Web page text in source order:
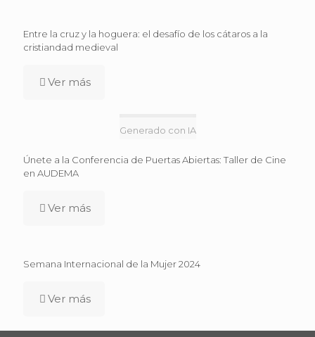
Entre la cruz y la hoguera: el desafío de los cátaros a la
cristiandad medieval
Ver más
Generado con IA
Únete a la Conferencia de Puertas Abiertas: Taller de Cine
en AUDEMA
Ver más
Semana Internacional de la Mujer 2024
Ver más